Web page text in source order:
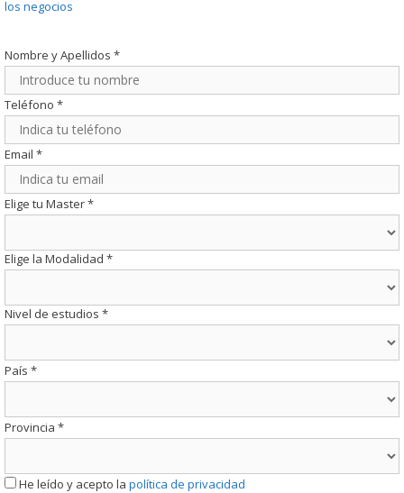
los negocios
Nombre y Apellidos *
Teléfono *
Email *
Elige tu Master*
Elige la Modalidad *
Nivel de estudios *
País *
Provincia *
He leído y acepto la política de privacidad